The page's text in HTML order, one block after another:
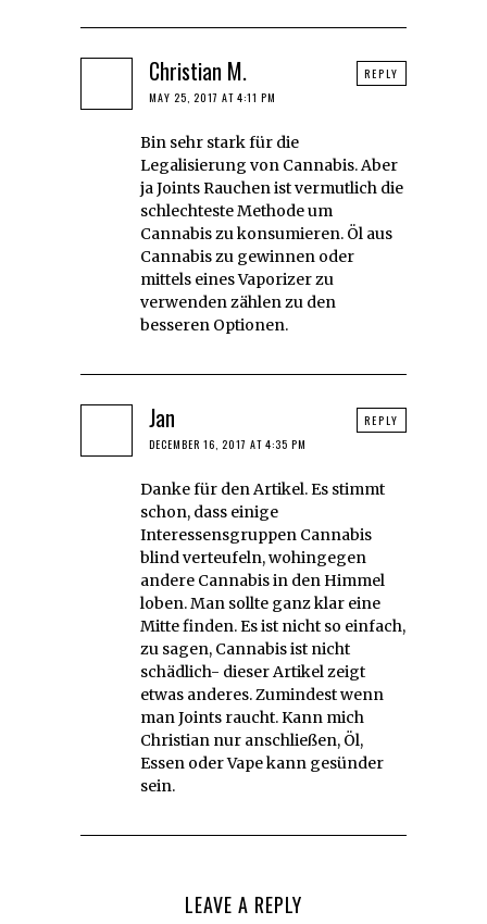
Christian M.
MAY 25, 2017 AT 4:11 PM
Bin sehr stark für die
Legalisierung von Cannabis. Aber
ja Joints Rauchen ist vermutlich die
schlechteste Methode um
Cannabis zu konsumieren. Öl aus
Cannabis zu gewinnen oder
mittels eines Vaporizer zu
verwenden zählen zu den
besseren Optionen.
REPLY
Jan
DECEMBER 16, 2017 AT 4:35 PM
Danke für den Artikel. Es stimmt
schon, dass einige
Interessensgruppen Cannabis
blind verteufeln, wohingegen
andere Cannabis in den Himmel
loben. Man sollte ganz klar eine
Mitte finden. Es ist nicht so einfach,
zu sagen, Cannabis ist nicht
schädlich- dieser Artikel zeigt
etwas anderes. Zumindest wenn
man Joints raucht. Kann mich
Christian nur anschließen, Öl,
Essen oder Vape kann gesünder
sein.
REPLY
LEAVE A REPLY